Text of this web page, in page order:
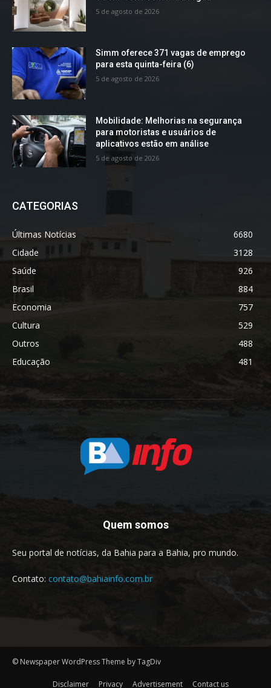
5 de agosto de 2026
Simm oferece 371 vagas de emprego
para esta quinta-feira (6)
5 de agosto de 2026
Mobilidade: Melhorias na segurança
para motoristas e usuários de
aplicativos estão em análise
5 de agosto de 2026
CATEGORIAS
Últimas Notícias
6680
Cidade
3128
Saúde
926
Brasil
884
Economia
757
Cultura
529
Outros
488
Educação
481
Quem somos
Seu portal de notícias, da Bahia para a Bahia, pro mundo.
Contato: contato@bahiainfo.com.br
© Newspaper WordPress Theme by TagDiv
Disclaimer Privacy Advertisement Contact us